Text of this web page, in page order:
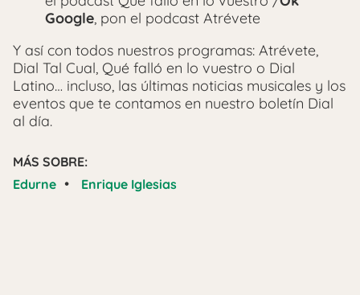
Google, pon el podcast Atrévete
Y así con todos nuestros programas: Atrévete,
Dial Tal Cual, Qué falló en lo vuestro o Dial
Latino… incluso, las últimas noticias musicales y los
eventos que te contamos en nuestro boletín Dial
al día.
MÁS SOBRE:
Edurne • Enrique Iglesias